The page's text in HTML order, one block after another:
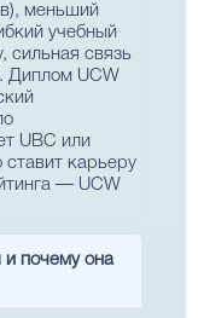
меньший
учебный
сильная связь
Диплом UCW
UBC или
ставит карьеру
— UCW
и почему она